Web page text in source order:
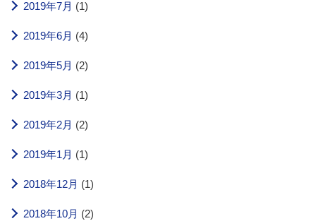
2019年7月 (1)
2019年6月 (4)
2019年5月 (2)
2019年3月 (1)
2019年2月 (2)
2019年1月 (1)
2018年12月 (1)
2018年10月 (2)